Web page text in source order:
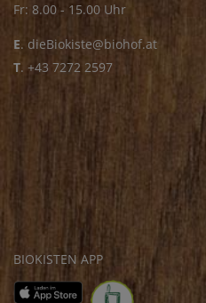
Fr: 8.00 - 15.00 Uhr
E. dieBiokiste@biohof.at
T. +43 7272 2597
BIOKISTEN APP